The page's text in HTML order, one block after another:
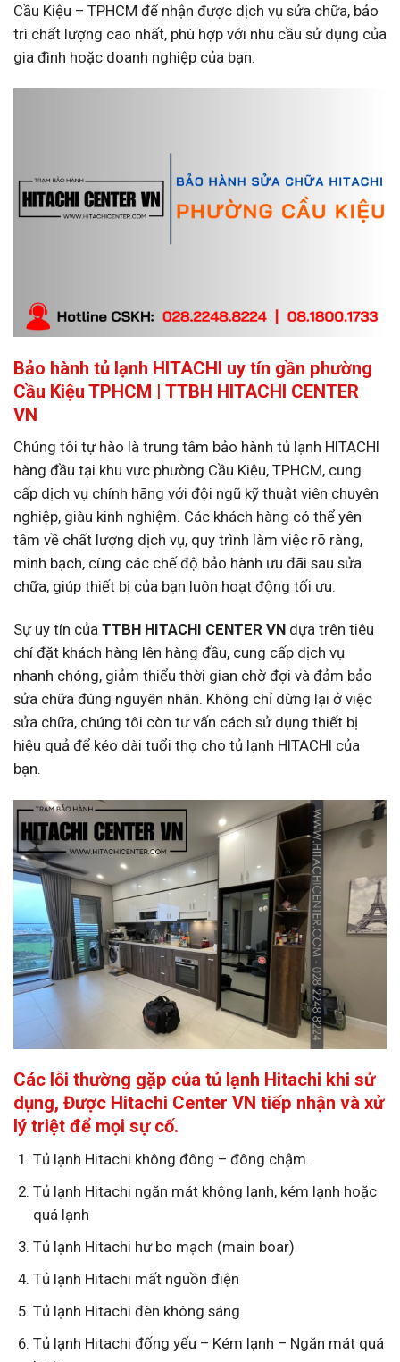
Cầu Kiệu – TPHCM để nhận được dịch vụ sửa chữa, bảo
trì chất lượng cao nhất, phù hợp với nhu cầu sử dụng của
gia đình hoặc doanh nghiệp của bạn.
Bảo hành tủ lạnh HITACHI uy tín gần phường
Cầu Kiệu TPHCM | TTBH HITACHI CENTER
VN
Chúng tôi tự hào là trung tâm bảo hành tủ lạnh HITACHI
hàng đầu tại khu vực phường Cầu Kiệu, TPHCM, cung
cấp dịch vụ chính hãng với đội ngũ kỹ thuật viên chuyên
nghiệp, giàu kinh nghiệm. Các khách hàng có thể yên
tâm về chất lượng dịch vụ, quy trình làm việc rõ ràng,
minh bạch, cùng các chế độ bảo hành ưu đãi sau sửa
chữa, giúp thiết bị của bạn luôn hoạt động tối ưu.
Sự uy tín của TTBH HITACHI CENTER VN dựa trên tiêu
chí đặt khách hàng lên hàng đầu, cung cấp dịch vụ
nhanh chóng, giảm thiểu thời gian chờ đợi và đảm bảo
sửa chữa đúng nguyên nhân. Không chỉ dừng lại ở việc
sửa chữa, chúng tôi còn tư vấn cách sử dụng thiết bị
hiệu quả để kéo dài tuổi thọ cho tủ lạnh HITACHI của
bạn.
Các lỗi thường gặp của tủ lạnh Hitachi khi sử
dụng, Được Hitachi Center VN tiếp nhận và xử
lý triệt để mọi sự cố.
Tủ lạnh Hitachi không đông – đông chậm.
Tủ lạnh Hitachi ngăn mát không lạnh, kém lạnh hoặc
quá lạnh
Tủ lạnh Hitachi hư bo mạch (main boar)
Tủ lạnh Hitachi mất nguồn điện
Tủ lạnh Hitachi đèn không sáng
Tủ lạnh Hitachi đống yếu – Kém lạnh – Ngăn mát quá